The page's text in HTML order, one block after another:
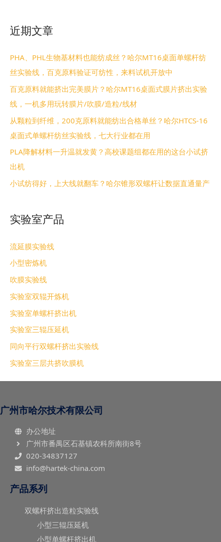
近期文章
PHA、PHL生物基材料也能纺成丝？哈尔MT16桌面单螺杆纺
丝实验线，百克原料验证可纺性，来料试机开放中
百克原料就能挤出完美膜片？哈尔MT16桌面式膜片挤出实验
线，一机多用玩转膜片/吹膜/造粒/线材
从颗粒到纤维，200克原料就能纺出合格单丝？哈尔HTCS-16
桌面式单螺杆纺丝实验线，七大行业都在用
PLA降解材料一升温就发黄？高校课题组都在用的这台小试挤
出机
小试纺得好，上大线就翻车？哈尔锥形双螺杆让数据直通量产
实验室产品
流延膜实验线
小型密炼机
吹膜实验线
实验室双辊开炼机
实验室单螺杆挤出机
实验室三辊压延机
同向平行双螺杆挤出实验线
实验室三层共挤吹膜机
广州市哈尔技术有限公司
办公地址
广州市番禺区石基镇农科所南街8号
020-34837127
info@hartek-china.com
产品系列
双螺杆挤出造粒实验线
小型三辊压延机
小型单螺杆挤出机